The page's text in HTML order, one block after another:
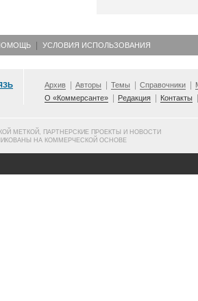
УСЛОВИЯ ИСПОЛЬЗОВАНИЯ
Архив Авторы Темы Справочники
О «Коммерсанте»
Редакция Контакты
МЕТКОЙ, ПАРТНЕРСКИЕ ПРОЕКТЫ И НОВОСТИ
НА КОММЕРЧЕСКОЙ ОСНОВЕ